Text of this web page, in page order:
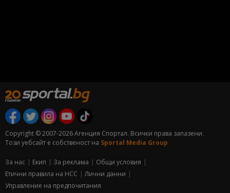
Copyright © 2007-2026 Агенция Спортал. Всички права запазени.
Този уебсайт е собственост на Sportal Media Group
За нас Екип За рекламa
Общи условия
Етични правила на НСС
Лични данни
Управление на предпочитания